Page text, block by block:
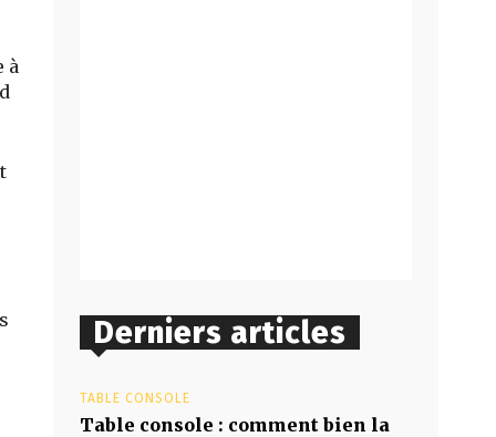
à
Derniers articles
TABLE CONSOLE
Table console : comment bien la